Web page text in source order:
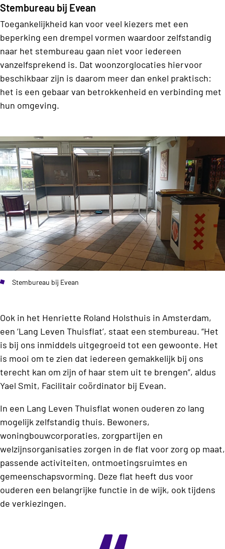
Stembureau bij Evean
Toegankelijkheid kan voor veel kiezers met een
beperking een drempel vormen waardoor zelfstandig
naar het stembureau gaan niet voor iedereen
vanzelfsprekend is. Dat woonzorglocaties hiervoor
beschikbaar zijn is daarom meer dan enkel praktisch:
het is een gebaar van betrokkenheid en verbinding met
hun omgeving.
Stembureau bij Evean
Ook in het Henriette Roland Holsthuis in Amsterdam,
een ‘Lang Leven Thuisflat’, staat een stembureau. “Het
is bij ons inmiddels uitgegroeid tot een gewoonte. Het
is mooi om te zien dat iedereen gemakkelijk bij ons
terecht kan om zijn of haar stem uit te brengen”, aldus
Yael Smit, Facilitair coördinator bij Evean.
In een Lang Leven Thuisflat wonen ouderen zo lang
mogelijk zelfstandig thuis. Bewoners,
woningbouwcorporaties, zorgpartijen en
welzijnsorganisaties zorgen in de flat voor zorg op maat,
passende activiteiten, ontmoetingsruimtes en
gemeenschapsvorming. Deze flat heeft dus voor
ouderen een belangrijke functie in de wijk, ook tijdens
de verkiezingen.